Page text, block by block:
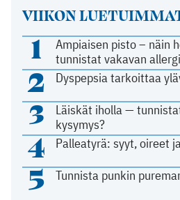
VIIKON
1
Ampiaisen pisto – näin
tunnistat vakavan
2 Dyspepsia tarkoittaa
3
Läiskät iholla —
kysymys?
4 Palleatyrä: syyt, oireet
5 Tunnista punkin